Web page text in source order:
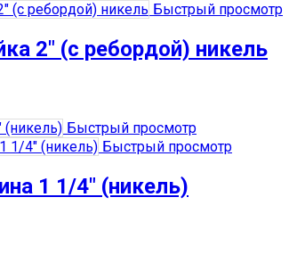
Быстрый просмотр
2″ (с ребордой) никель
Быстрый просмотр
Быстрый просмотр
1 1/4″ (никель)